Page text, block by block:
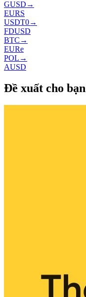
GUSD →
EURS
USDT0→
FDUSD
BTC →
EURe
POL →
AUSD
Đề xuất cho bạn